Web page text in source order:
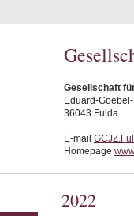
Gesellschaft
Eduard-
36043 Fulda
E-mail
Homepage
2022